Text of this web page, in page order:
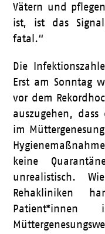
Vätern und
ist, ist das
fatal.“
Die
Erst am Sonntag
vor dem
auszugehen,
im
keine
unrealistisch.
Rehakliniken